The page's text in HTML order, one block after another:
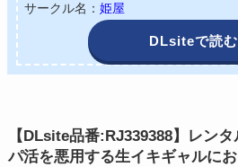
サークル名： 姫屋
DLsiteで読む
【DLsite品番:RJ339388】レン
パ活を悪用する生イキギャルに